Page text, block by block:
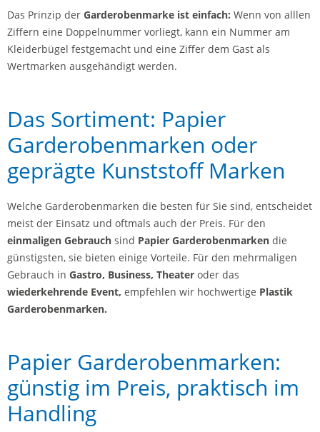
Das Prinzip der Garderobenmarke ist einfach: Wenn von alllen
Ziffern eine Doppelnummer vorliegt, kann ein Nummer am
Kleiderbügel festgemacht und eine Ziffer dem Gast als
Wertmarken ausgehändigt werden.
Das Sortiment: Papier
Garderobenmarken oder
geprägte Kunststoff Marken
Welche Garderobenmarken die besten für Sie sind, entscheidet
meist der Einsatz und oftmals auch der Preis. Für den
einmaligen Gebrauch sind Papier Garderobenmarken die
günstigsten, sie bieten einige Vorteile. Für den mehrmaligen
Gebrauch in Gastro, Business, Theater oder das
wiederkehrende Event, empfehlen wir hochwertige Plastik
Garderobenmarken.
Papier Garderobenmarken:
günstig im Preis, praktisch im
Handling